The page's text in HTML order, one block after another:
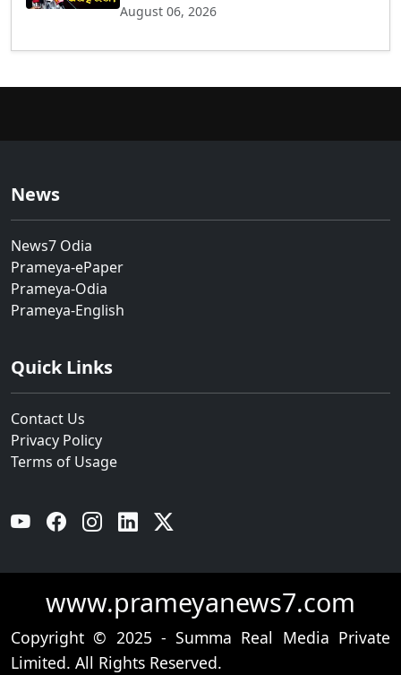
August 06, 2026
News
News7 Odia
Prameya-ePaper
Prameya-Odia
Prameya-English
Quick Links
Contact Us
Privacy Policy
Terms of Usage
YouTube Facebook Instagram Linkedin
www.prameyanews7.com
Copyright © 2025 - Summa Real Media Private
Limited. All Rights Reserved.